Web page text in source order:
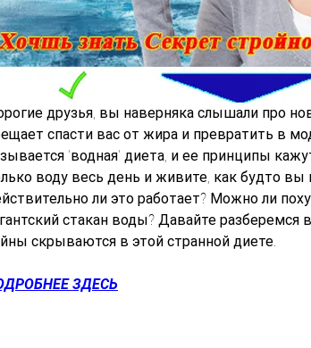
друзья, вы наверняка слышали про
спасти вас от жира и превратить в
'водная' диета, и ее принципы
воду весь день и живите, как будто вы
ли это работает? Можно ли
стакан воды? Давайте разберемся
скрываются в этой странной диете.
ЗДЕСЬ